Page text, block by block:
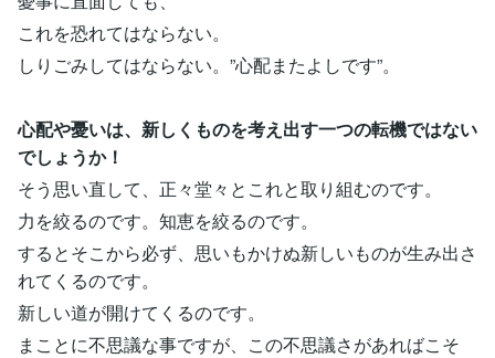
これを恐れてはならない。
しりごみしてはならない。”心配またよしです”。
心配や憂いは、新しくものを考え出す一つの転機ではない
でしょうか！
そう思い直して、正々堂々とこれと取り組むのです。
力を絞るのです。知恵を絞るのです。
するとそこから必ず、思いもかけぬ新しいものが生み出さ
れてくるのです。
新しい道が開けてくるのです。
まことに不思議な事ですが、この不思議さがあればこそ